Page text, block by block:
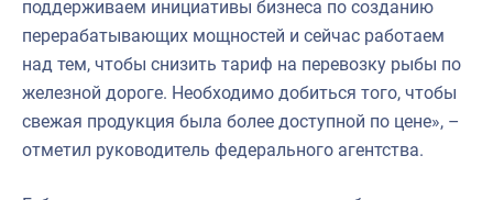
поддерживаем инициативы бизнеса по созданию
перерабатывающих мощностей и сейчас работаем
над тем, чтобы снизить тариф на перевозку рыбы по
железной дороге. Необходимо добиться того, чтобы
свежая продукция была более доступной по цене», –
отметил руководитель федерального агентства.